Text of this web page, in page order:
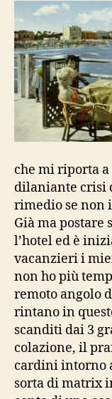
che mi riporta
dilaniante crisi
rimedio se non
Già ma postare
l’hotel ed è
vacanzieri i
non ho più
remoto angolo
rintano in
scanditi dai 3
colazione, il
cardini intorno
sorta di matrix